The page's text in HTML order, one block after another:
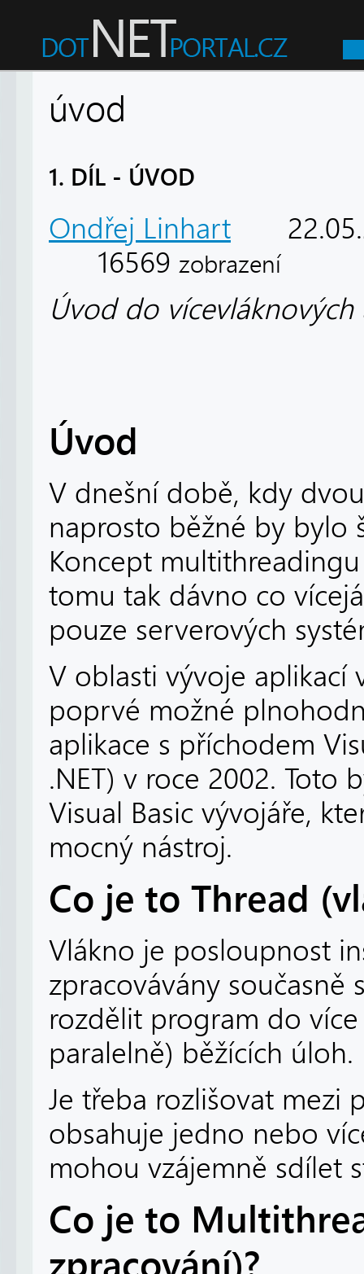
úvod
1. DÍL - ÚVOD
Ondřej Linhart
16569 zobrazení
Úvod do vícevláknových
Úvod
V dnešní době, kdy
naprosto běžné by bylo
Koncept
tomu tak dávno co
pouze serverových
V oblasti vývoje aplikací
poprvé možné
aplikace s příchodem
.NET) v roce 2002. Toto
Visual Basic vývojáře,
mocný nástroj.
Co je to Thread
Vlákno je posloupnost
zpracovávány současně
rozdělit program do
paralelně) běžících úloh.
Je třeba rozlišovat mezi
obsahuje jedno nebo
mohou vzájemně sdílet
Co je to